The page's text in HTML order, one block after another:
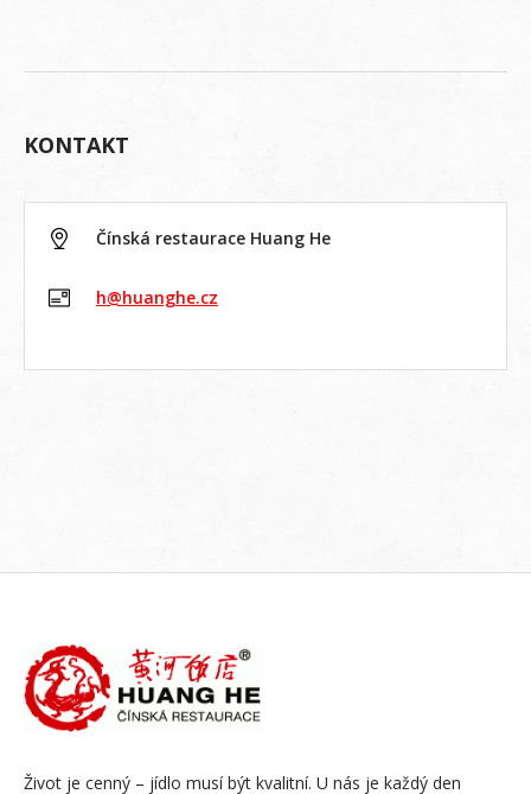
KONTAKT
Čínská restaurace Huang He
h@huanghe.cz
Život je cenný – jídlo musí být kvalitní. U nás je každý den